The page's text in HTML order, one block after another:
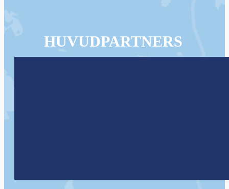
HUVUDPARTNERS